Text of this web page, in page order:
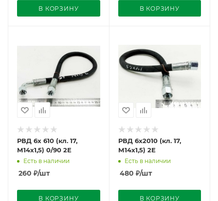
В КОРЗИНУ В КОРЗИНУ
РВД 6х 610 (кл. 17,
М14х1,5) 0/90 2Е
Есть в наличии
260 ₽/шт
В КОРЗИНУ
РВД 6х2010 (кл. 17,
М14х1,5) 2Е
Есть в наличии
480 ₽/шт
В КОРЗИНУ